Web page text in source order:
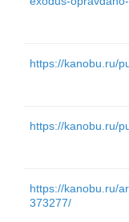
https://kanobu.ru/
https://kanobu.ru/
https://kanobu.ru/
373277/